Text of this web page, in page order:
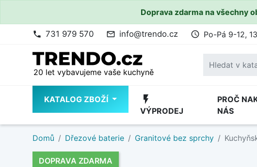
Doprava zdarma na všechny
phone 731 979 570 mail_outline info@trendo.cz access_time Po-Pá 9-12,
20 let vybavujeme vaše kuchyně
KATALOG ZBOŽÍ flash_on
VÝPRODEJ
PROČ
NÁS
Domů Dřezové baterie Granitové bez sprchy
DOPRAVA ZDARMA